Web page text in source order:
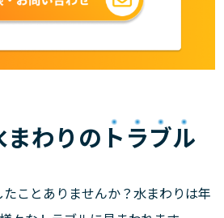
まわりの トラブル
ことありませんか？水まわりは年